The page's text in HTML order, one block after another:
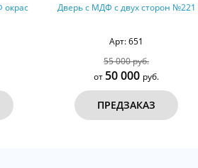
Дверь с МДФ с двух сторон №221
Арт: 651
55 000 руб.
50 000руб.
ПРЕДЗАКАЗ